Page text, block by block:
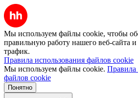
Мы используем файлы cookie, чтобы
правильную работу нашего веб-сайта и
трафик.
Правила использования файлов cookie
Мы используем файлы cookie. Правила
файлов cookie
Понятно